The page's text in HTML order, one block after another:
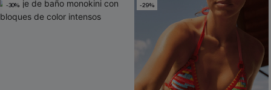
-30% -29%